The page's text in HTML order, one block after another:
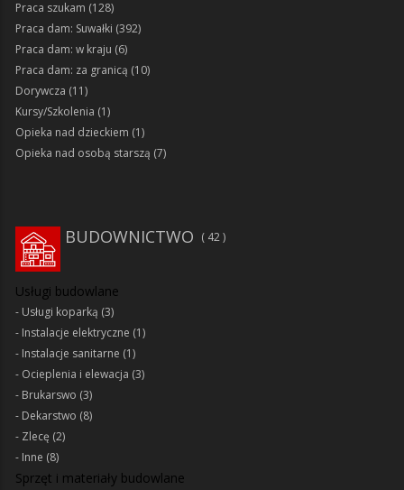
Praca szukam (128)
Praca dam: Suwałki (392)
Praca dam: w kraju (6)
Praca dam: za granicą (10)
Dorywcza (11)
Kursy/Szkolenia (1)
Opieka nad dzieckiem (1)
Opieka nad osobą starszą (7)
BUDOWNICTWO 42
Usługi budowlane
Usługi koparką (3)
Instalacje elektryczne (1)
Instalacje sanitarne (1)
Ocieplenia i elewacja (3)
Brukarswo (3)
Dekarstwo (8)
Zlecę (2)
Inne (8)
Sprzęt i materiały budowlane